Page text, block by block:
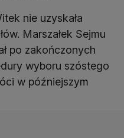
nie uzyskała
Marszałek Sejmu
po zakończonych
wyboru szóstego
w późniejszym